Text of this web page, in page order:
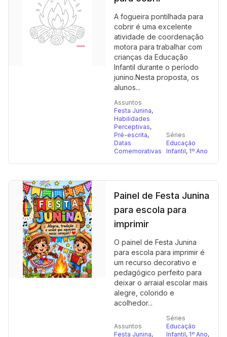
A fogueira pontilhada para
cobrir é uma excelente
atividade de coordenação
motora para trabalhar com
crianças da Educação
Infantil durante o período
junino.Nesta proposta, os
alunos...
Assuntos
Festa Junina,
Habilidades
Perceptivas,
Pré-escrita,
Datas
Comemorativas
Séries
Educação
Infantil, 1º Ano
Painel de Festa Junina
para escola para
imprimir
O painel de Festa Junina
para escola para imprimir é
um recurso decorativo e
pedagógico perfeito para
deixar o arraial escolar mais
alegre, colorido e
acolhedor...
Assuntos
Festa Junina,
Séries
Educação
Infantil, 1º Ano,